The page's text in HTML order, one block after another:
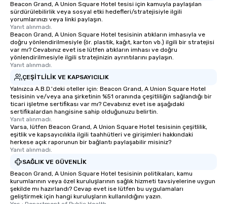
Beacon Grand, A Union Square Hotel tesisi için kamuyla paylaşılan
sürdürülebilirlik veya sosyal etki hedefleri/stratejisiyle ilgili
yorumlarınızı veya linki paylaşın.
Yanıt alınmadı.
Beacon Grand, A Union Square Hotel tesisinin atıkların imhasıyla ve
doğru yönlendirilmesiyle (ör. plastik, kağıt, karton vb.) ilgili bir stratejisi
var mı? Cevabınız evet ise lütfen atıkların imhası ve doğru
yönlendirilmesiyle ilgili stratejinizin ayrıntılarını paylaşın.
Yanıt alınmadı.
ÇEŞITLILIK VE KAPSAYICILIK
Yalnızca A.B.D.'deki oteller için: Beacon Grand, A Union Square Hotel
tesisinin ve/veya ana şirketinin %51 oranında çeşitliliğin sağlandığı bir
ticari işletme sertifikası var mı? Cevabınız evet ise aşağıdaki
sertifikalardan hangisine sahip olduğunuzu belirtin.
Yanıt alınmadı.
Varsa, lütfen Beacon Grand, A Union Square Hotel tesisinin çeşitlilik,
eşitlik ve kapsayıcılıkla ilgili taahhütleri ve girişimleri hakkındaki
herkese açık raporunun bir bağlantı paylaşabilir misiniz?
Yanıt alınmadı.
SAĞLIK VE GÜVENLIK
Beacon Grand, A Union Square Hotel tesisinin politikaları, kamu
kurumlarının veya özel kuruluşlarının sağlık hizmeti tavsiyelerine uygun
şekilde mı hazırlandı? Cevap evet ise lütfen bu uygulamaları
geliştirmek için hangi kuruluşların kullanıldığını yazın.